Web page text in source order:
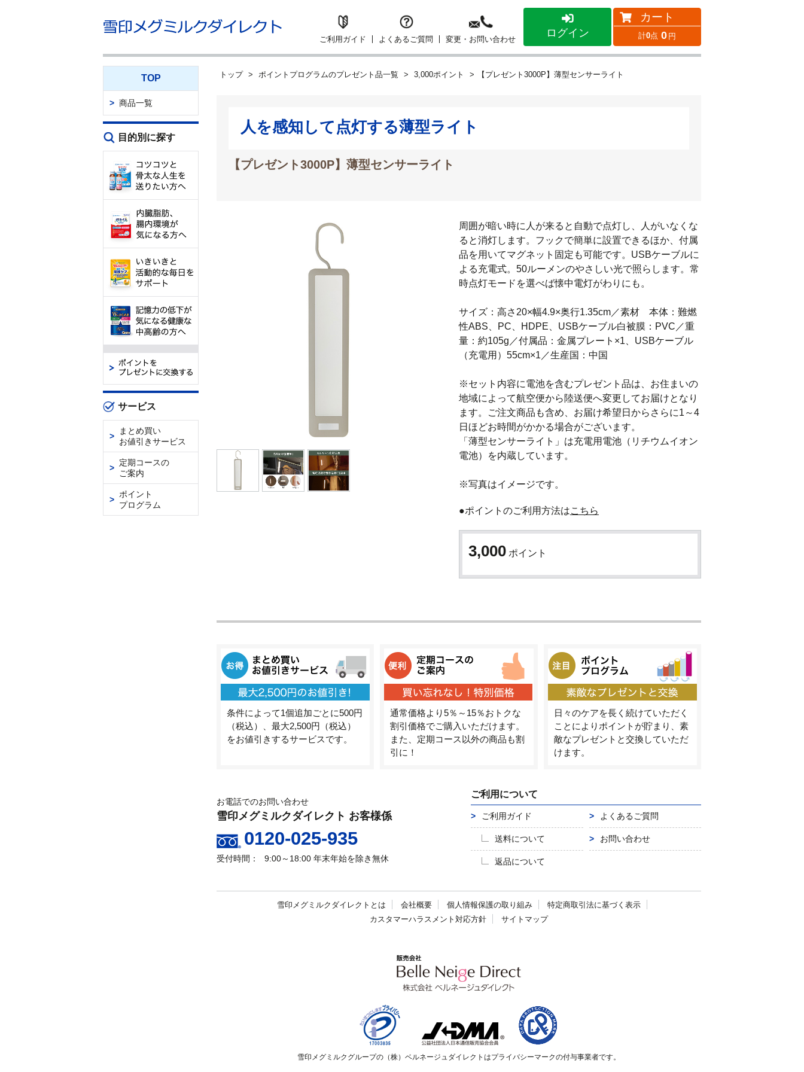
ご利用ガイド よくあるご質問 変更・お問い合わせ
ログイン
カート
0 0
TOP
商品一覧
目的別に探す
サービス
まとめ買い
お値引きサービス
定期コースの
ご案内
ポイント
プログラム
トップ ポイントプログラムのプレゼント品一覧 3,000ポイント 【プレゼント3000P】薄型センサーライト
人を感知して点灯する薄型ライト
【プレゼント3000P】薄型センサーライト
周囲が暗い時に人が来ると自動で点灯し、人がいなくな
ると消灯します。フックで簡単に設置できるほか、付属
品を用いてマグネット固定も可能です。USBケーブルに
よる充電式。50ルーメンのやさしい光で照らします。常
時点灯モードを選べば懐中電灯がわりにも。
サイズ：高さ20×幅4.9×奥行1.35cm／素材　本体：難燃
性ABS、PC、HDPE、USBケーブル白被膜：PVC／重
量：約105g／付属品：金属プレート×1、USBケーブル
（充電用）55cm×1／生産国：中国
※セット内容に電池を含むプレゼント品は、お住まいの
地域によって航空便から陸送便へ変更してお届けとなり
ます。ご注文商品も含め、お届け希望日からさらに1～4
日ほどお時間がかかる場合がございます。
「薄型センサーライト」は充電用電池（リチウムイオン
電池）を内蔵しています。
※写真はイメージです。
●ポイントのご利用方法はこちら
3,000 ポイント
条件によって1個追加ごとに500円
（税込）、最大2,500円（税込）
をお値引きするサービスです。
通常価格より5％～15％おトクな
割引価格でご購入いただけます。
また、定期コース以外の商品も割
引に！
日々のケアを長く続けていただく
ことによりポイントが貯まり、素
敵なプレゼントと交換していただ
けます。
お電話でのお問い合わせ
雪印メグミルクダイレクト お客様係
0120-025-935
9:00～18:00 年末年始を除き無休
ご利用について
ご利用ガイド
送料について
返品について
よくあるご質問
お問い合わせ
雪印メグミルク ダイレクトとは 会社概要 個人情報保護の取り組み 特定商取引法に基づく表示
カスタマーハラスメント 対応方針 サイトマップ
雪印メグミルクグループの（株）ベルネージュダイレクトはプライバシーマークの付与事業者です。